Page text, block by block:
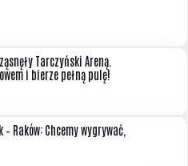
Tarczyński Areną.
i bierze pełną pulę!
Raków: Chcemy wygrywać,